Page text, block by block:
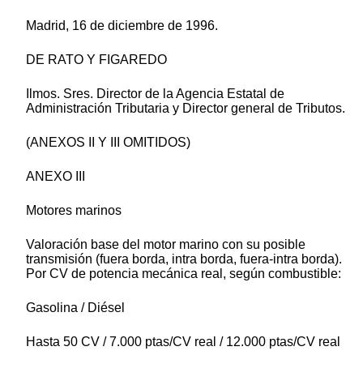
Madrid, 16 de diciembre de 1996.
DE RATO Y FIGAREDO
Ilmos. Sres. Director de la Agencia Estatal de
Administración Tributaria y Director general de Tributos.
(ANEXOS II Y III OMITIDOS)
ANEXO III
Motores marinos
Valoración base del motor marino con su posible
transmisión (fuera borda, intra borda, fuera-intra borda).
Por CV de potencia mecánica real, según combustible:
Gasolina / Diésel
Hasta 50 CV / 7.000 ptas/CV real / 12.000 ptas/CV real